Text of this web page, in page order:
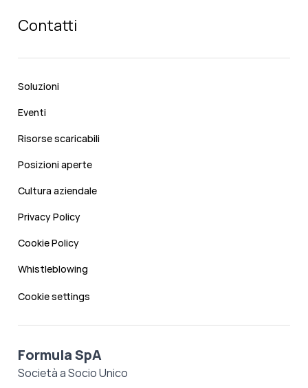
Contatti
Soluzioni
Eventi
Risorse scaricabili
Posizioni aperte
Cultura aziendale
Privacy Policy
Cookie Policy
Whistleblowing
Cookie settings
Formula SpA
Società a Socio Unico